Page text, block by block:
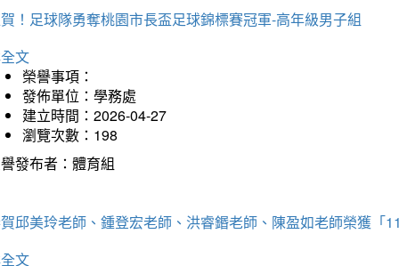
！足球隊勇奪桃園市長盃足球錦標賽冠軍-高年級男子組
文
榮譽事項：
發佈單位：學務處
建立時間：2026-04-27
瀏覽次數：198
發布者：體育組
邱美玲老師、鍾登宏老師、洪睿鍲老師、陳盈如老師榮獲「
文